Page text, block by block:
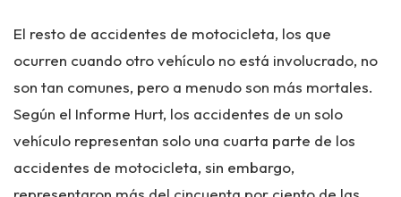
El resto de accidentes de motocicleta, los que
ocurren cuando otro vehículo no está involucrado, no
son tan comunes, pero a menudo son más mortales.
Según el Informe Hurt, los accidentes de un solo
vehículo representan solo una cuarta parte de los
accidentes de motocicleta, sin embargo,